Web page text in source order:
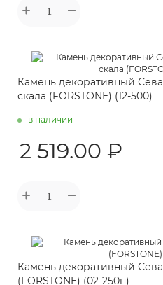
Камень декоративный
скала (FORSTONE) (12-500)
в наличии
2 519.00 ₽
Камень декоративный
(FORSTONE) (02-250п)